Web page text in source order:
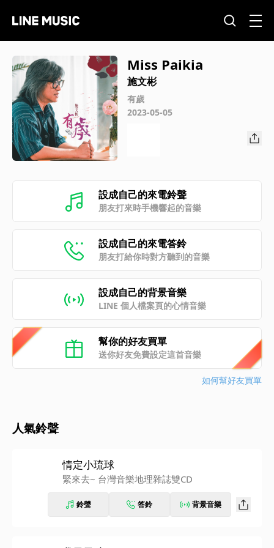
Miss Paikia
施文彬
有歲
2023-05-05
設成自己的來電鈴聲
朋友打來時手機響起的音樂
設成自己的來電答鈴
朋友打給你時對方聽到的音樂
設成自己的背景音樂
LINE 個人檔案頁的心情音樂
幫你的好友買單
送你好友免費設定這首音樂
如何幫好友買單
人氣鈴聲
情定小琉球
緊來去~ 台灣音樂地理雜誌雙CD
鈴聲 答鈴 背景音樂